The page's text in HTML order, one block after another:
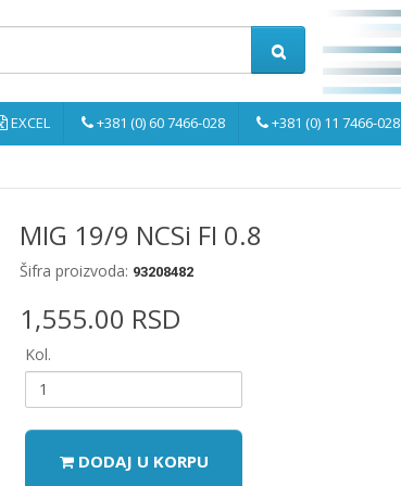
EXCEL +381 (0) 60 7466-028 +381 (0) 11 7466-028
MIG 19/9 NCSi FI 0.8
Šifra proizvoda: 93208482
1,555.00 RSD
Kol.
DODAJ U KORPU